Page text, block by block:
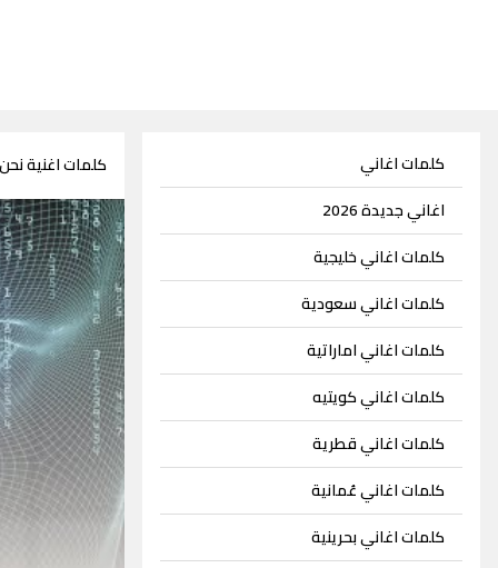
كلمات اغاني
اغاني جديدة 2026
كلمات اغاني خليجية
كلمات اغاني سعودية
كلمات اغاني اماراتية
كلمات اغاني كويتيه
كلمات اغاني قطرية
كلمات اغاني عُمانية
كلمات اغاني بحرينية
كلمات اغنية